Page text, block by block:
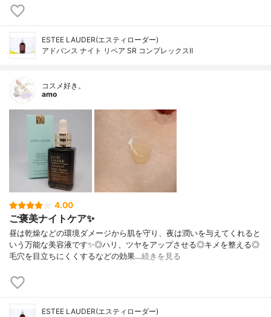
ESTEE LAUDER(エスティローダー)
アドバンス ナイト リペア SR コンプレックスⅡ
コスメ好き。
amo
4.00
ご褒美ナイトケア✨
昼は乾燥などの環境ダメージから肌を守り、夜は潤いを与えてくれると
いう万能な美容液です✨◎ハリ、ツヤをアップさせる◎キメを整える◎
毛穴を目立ちにくくするなどの効果…続きを見る
ESTEE LAUDER(エスティローダー)